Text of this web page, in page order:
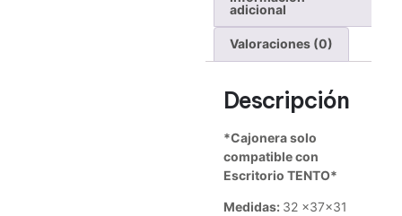
adicional
Valoraciones (0)
Descripción
*Cajonera solo
compatible con
Escritorio TENTO*
Medidas: 32 x37x31